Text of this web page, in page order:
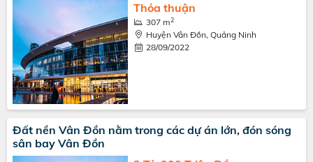
Thỏa thuận
307 m2
Huyện Vân Đồn, Quảng Ninh
28/09/2022
Đất nền Vân Đồn nằm trong các dự án lớn, đón sóng
sân bay Vân Đồn